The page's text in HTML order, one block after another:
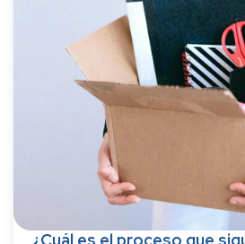
¿Cuál es el proceso que